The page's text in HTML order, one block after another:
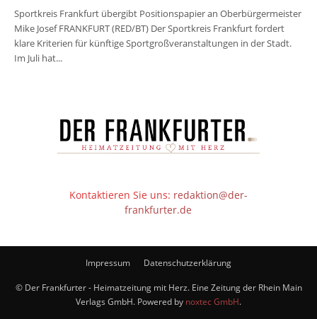
Sportkreis Frankfurt übergibt Positionspapier an Oberbürgermeister
Mike Josef FRANKFURT (RED/BT) Der Sportkreis Frankfurt fordert
klare Kriterien für künftige Sportgroßveranstaltungen in der Stadt.
Im Juli hat...
Kontaktieren Sie uns: redaktion@der-
frankfurter.de
Impressum Datenschutzerklärung
© Der Frankfurter - Heimatzeitung mit Herz. Eine Zeitung der Rhein Main
Verlags GmbH. Powered by noxtec GmbH.